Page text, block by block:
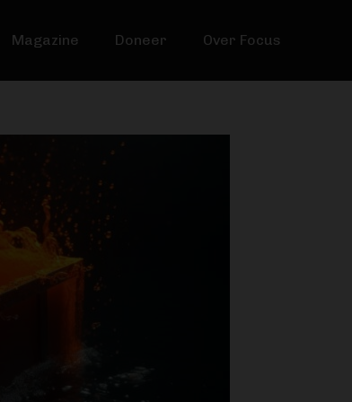
Magazine Doneer Over Focus